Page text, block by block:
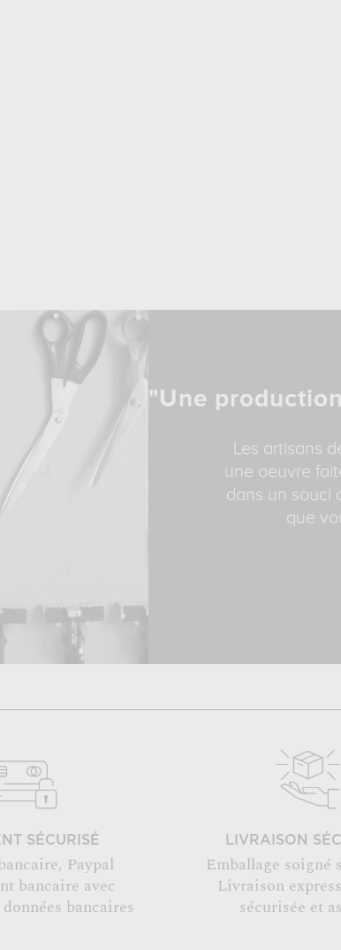
"Une
Les artisans
une oeuvre
dans un souci
que
SÉCURISÉ
Paypal
bancaire avec
bancaires
LIVRAISON
Emballage soigné
Livraison
sécurisée et